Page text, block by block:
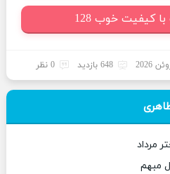
کیفیت خوب 128
648 بازدید 0 نظر
مرداد
مبهم